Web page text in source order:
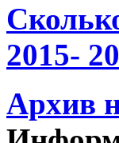
2015-
Архив